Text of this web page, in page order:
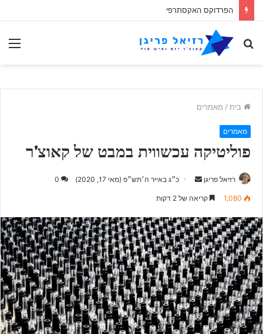
הפרדוקס האקסתרפי
לחפש
בית / מאמרים
מאמרים
פוליטיקה עכשווית במבט של קאוצ’ר
רזיאל פריגן
Sendכ״ג באייר ה׳תש״פ (מאי 17, 2020) 0
1,080 קריאה של 2 דקות